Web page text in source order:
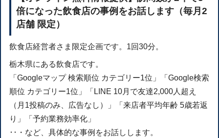
倍になった飲食店の事例をお話します（毎月2
店舗 限定）
飲食店経営者さま限定企画です。1回30分。
栃木県にある飲食店です。
「Googleマップ 検索順位 カテゴリー1位」「Google検索
順位 カテゴリー1位」「LINE 10月で友達2,000人超え
（月1投稿のみ、広告なし）」「来店者平均年齢 5歳若返
り」「予約業務効率化」
･･・など、具体的な事例をお話しします。